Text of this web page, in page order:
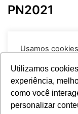
Utilizamos
experiência,
como você
personalizar
PN2021
PD 943XP
Usamos
relevante,
preferências e
clicar em
concorda com o
cookies.Leia